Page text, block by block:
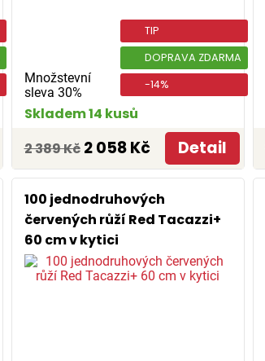
Množstevní
sleva 30%
TIP
DOPRAVA ZDARMA
-14%
Skladem 14 kusů
2 389 Kč 2 058 Kč Detail
100 jednodruhových
červených růží Red Tacazzi+
60 cm v kytici